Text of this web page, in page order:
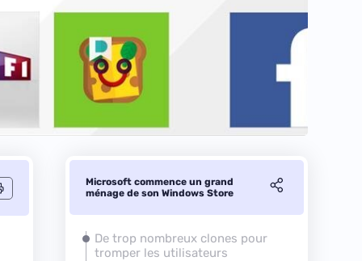
Microsoft commence un grand
ménage de son Windows Store
De trop nombreux clones pour
tromper les utilisateurs